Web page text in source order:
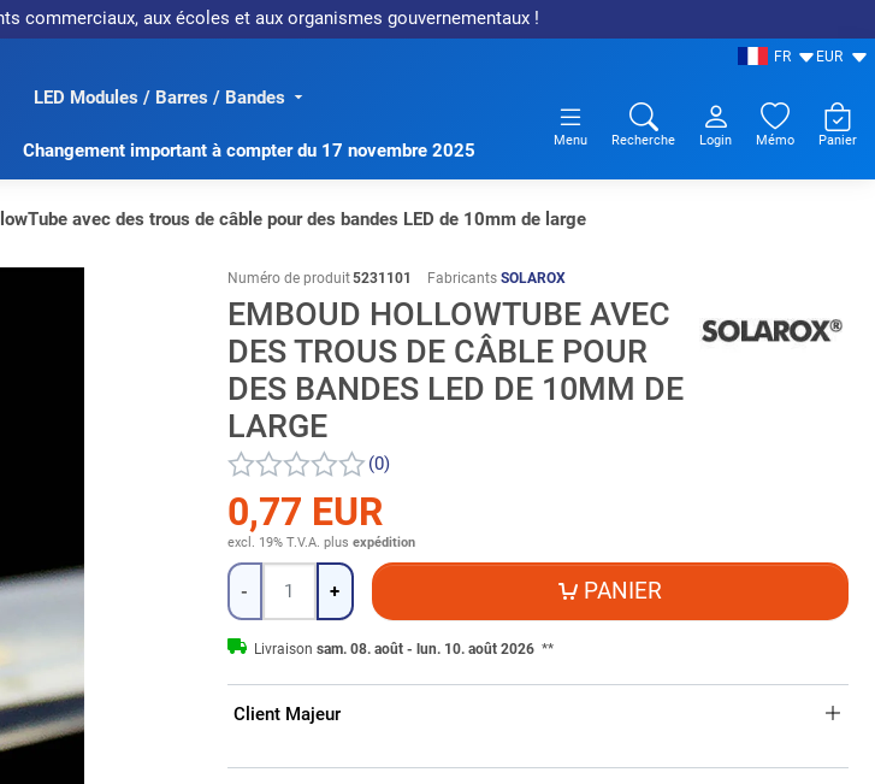
commerciaux, aux écoles et aux organismes gouvernementaux !
FR EUR
LED Modules / Barres / Bandes
Changement important à compter du 17 novembre 2025 Menu Recherche Login Mémo Panier
avec des trous de câble pour des bandes LED de 10mm de large
Numéro de produit5231101 Fabricants SOLAROX
EMBOUD HOLLOWTUBE AVEC
DES TROUS DE CÂBLE POUR
DES BANDES LED DE 10MM DE
LARGE
(0)
0,77 EUR
excl. 19% T.V.A. plus expédition
Quantité
- + PANIER
Livraison sam. 08. août - lun. 10. août 2026 **
Client Majeur